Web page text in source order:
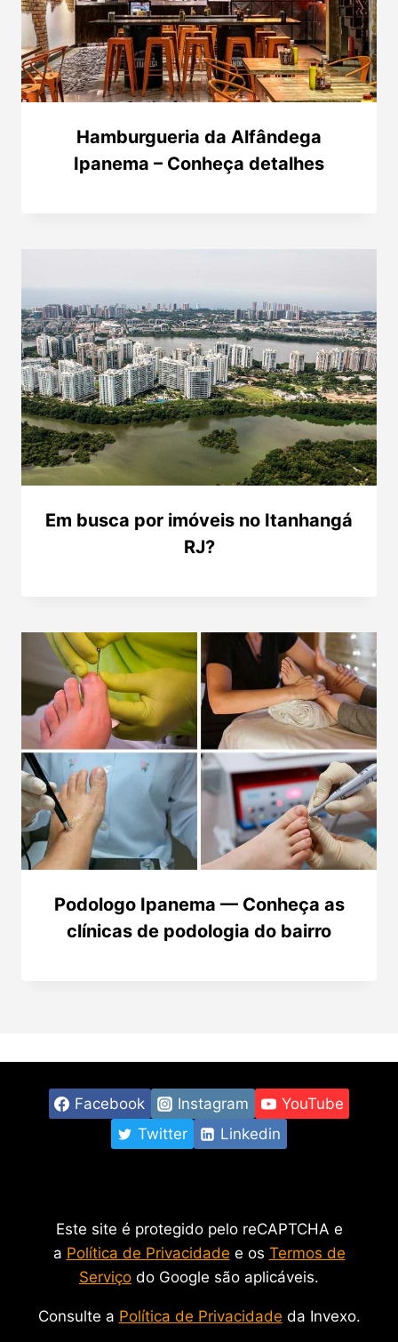
Hamburgueria da Alfândega
Ipanema – Conheça detalhes
Em busca por imóveis no Itanhangá
RJ?
Podologo Ipanema — Conheça as
clínicas de podologia do bairro
Facebook Instagram
YouTube
Twitter
Linkedin
Este site é protegido pelo reCAPTCHA e
a Política de Privacidade e os Termos de
Serviço do Google são aplicáveis.
Consulte a Política de Privacidade da Invexo.